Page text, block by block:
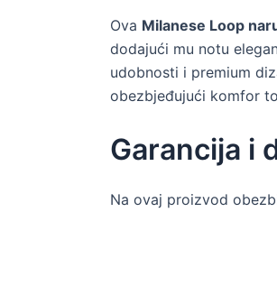
Ova Milanese Loop
dodajući mu notu
udobnosti i premium
obezbjeđujući komfor
Garancija i
Na ovaj proizvod